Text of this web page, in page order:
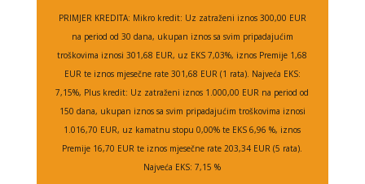
PRIMJER KREDITA: Mikro kredit: Uz zatraženi iznos 300,00 EUR
na period od 30 dana, ukupan iznos sa svim pripadajućim
troškovima iznosi 301,68 EUR, uz EKS 7,03%, iznos Premije 1,68
EUR te iznos mjesečne rate 301,68 EUR (1 rata). Najveća EKS:
7,15%, Plus kredit: Uz zatraženi iznos 1.000,00 EUR na period od
150 dana, ukupan iznos sa svim pripadajućim troškovima iznosi
1.016,70 EUR, uz kamatnu stopu 0,00% te EKS 6,96 %, iznos
Premije 16,70 EUR te iznos mjesečne rate 203,34 EUR (5 rata).
Najveća EKS: 7,15 %